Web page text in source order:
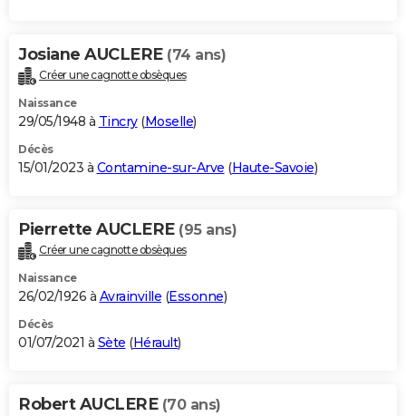
Josiane AUCLERE (74 ans)
Créer une cagnotte obsèques
Naissance
29/05/1948 à Tincry(Moselle)
Décès
15/01/2023 à Contamine-sur-Arve (Haute-Savoie)
Pierrette AUCLERE (95 ans)
Créer une cagnotte obsèques
Naissance
26/02/1926 à Avrainville (Essonne)
Décès
01/07/2021 à Sète (Hérault)
Robert AUCLERE (70 ans)